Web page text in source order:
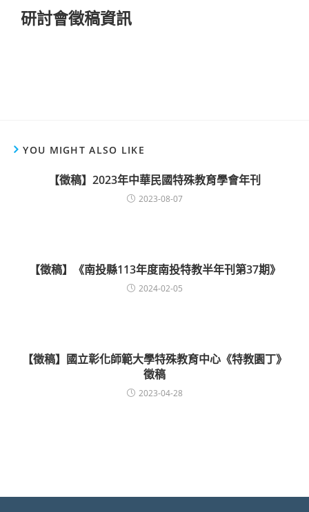
研討會徵稿資訊
YOU MIGHT ALSO LIKE
【徵稿】2023年中華民國特殊教育學會年刊
2023-08-07
【徵稿】《南投縣113年度南投特教半年刊第37期》
2024-02-05
【徵稿】國立彰化師範大學特殊教育中心《特教園丁》
徵稿
2023-04-28